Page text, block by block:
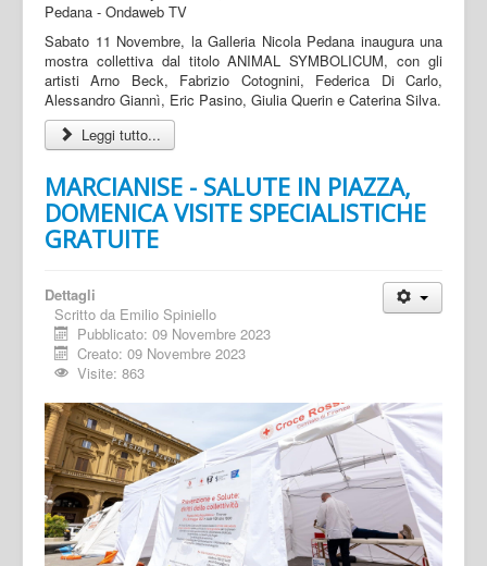
Sabato 11 Novembre, la Galleria Nicola Pedana inaugura una
mostra collettiva dal titolo ANIMAL SYMBOLICUM, con gli
artisti Arno Beck, Fabrizio Cotognini, Federica Di Carlo,
Alessandro Giannì, Eric Pasino, Giulia Querin e Caterina Silva.
Leggi tutto...
MARCIANISE - SALUTE IN PIAZZA,
DOMENICA VISITE SPECIALISTICHE
GRATUITE
Dettagli
Scritto da Emilio Spiniello
Pubblicato: 09 Novembre 2023
Creato: 09 Novembre 2023
Visite: 863